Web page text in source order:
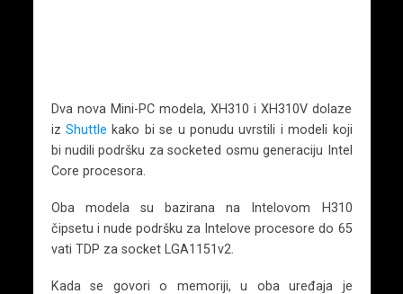
Dva nova Mini-PC modela, XH310 i XH310V dolaze
iz Shuttle kako bi se u ponudu uvrstili i modeli koji
bi nudili podršku za socketed osmu generaciju Intel
Core procesora.
Oba modela su bazirana na Intelovom H310
čipsetu i nude podršku za Intelove procesore do 65
vati TDP za socket LGA1151v2.
Kada se govori o memoriji, u oba uređaja je